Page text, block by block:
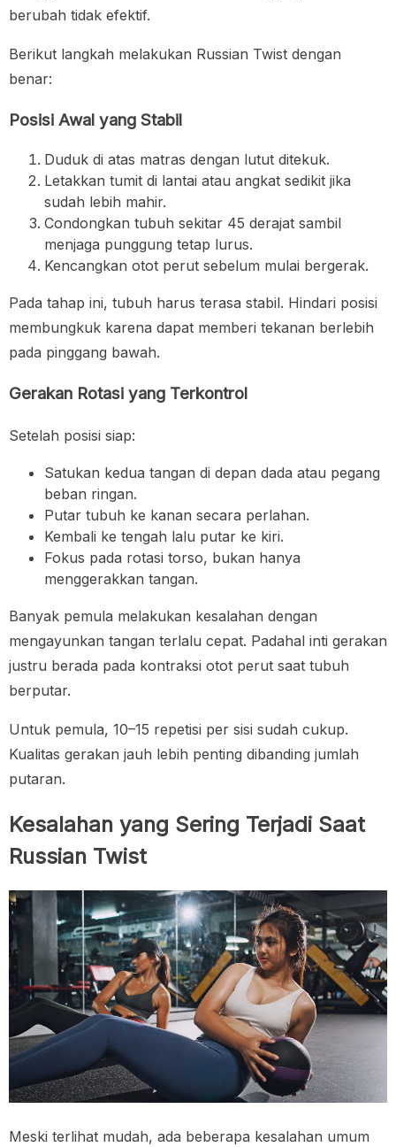
berubah tidak efektif.
Berikut langkah melakukan Russian Twist dengan
benar:
Posisi Awal yang Stabil
Duduk di atas matras dengan lutut ditekuk.
Letakkan tumit di lantai atau angkat sedikit jika
sudah lebih mahir.
Condongkan tubuh sekitar 45 derajat sambil
menjaga punggung tetap lurus.
Kencangkan otot perut sebelum mulai bergerak.
Pada tahap ini, tubuh harus terasa stabil. Hindari posisi
membungkuk karena dapat memberi tekanan berlebih
pada pinggang bawah.
Gerakan Rotasi yang Terkontrol
Setelah posisi siap:
Satukan kedua tangan di depan dada atau pegang
beban ringan.
Putar tubuh ke kanan secara perlahan.
Kembali ke tengah lalu putar ke kiri.
Fokus pada rotasi torso, bukan hanya
menggerakkan tangan.
Banyak pemula melakukan kesalahan dengan
mengayunkan tangan terlalu cepat. Padahal inti gerakan
justru berada pada kontraksi otot perut saat tubuh
berputar.
Untuk pemula, 10–15 repetisi per sisi sudah cukup.
Kualitas gerakan jauh lebih penting dibanding jumlah
putaran.
Kesalahan yang Sering Terjadi Saat
Russian Twist
Meski terlihat mudah, ada beberapa kesalahan umum